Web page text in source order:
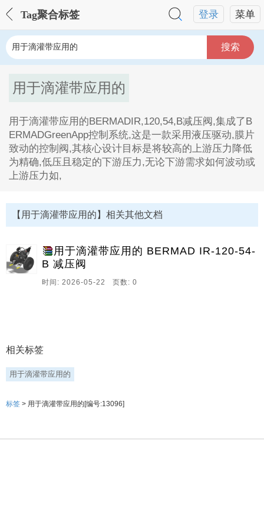
菜单
登录
Tag聚合标签
搜索
用于滴灌带应用的
用于滴灌带应用的BERMADIR,120,54,B减压阀,集成了B
ERMADGreenApp控制系统,这是一款采用液压驱动,膜片
致动的控制阀,其核心设计目标是将较高的上游压力降低
为精确,低压且稳定的下游压力,无论下游需求如何波动或
上游压力如,
1、用于滴灌带应用的BERMADIR,120,54,B减压阀,集成
了BERMADGreenApp控制系统,这是一款采用液压驱动,
膜片致动的控制阀,其核心设计目标是将较高的上游压力
降低为精确,低压且稳定的下游压力,无论下游需求如何波
动或上游压力如。
【用于滴灌带应用的】相关其他文档
用于滴灌带应用的 BERMAD IR-120-54-
B 减压阀
时间: 2026-05-22 页数: 0
相关标签
用于滴灌带应用的
标签 > 用于滴灌带应用的[编号:13096]